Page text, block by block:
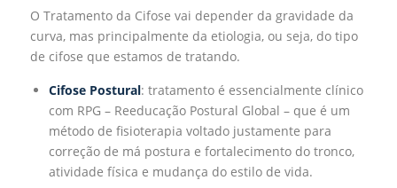
O Tratamento da Cifose vai depender da gravidade da
curva, mas principalmente da etiologia, ou seja, do tipo
de cifose que estamos de tratando.
Cifose Postural: tratamento é essencialmente clínico
com RPG – Reeducação Postural Global – que é um
método de fisioterapia voltado justamente para
correção de má postura e fortalecimento do tronco,
atividade física e mudança do estilo de vida.